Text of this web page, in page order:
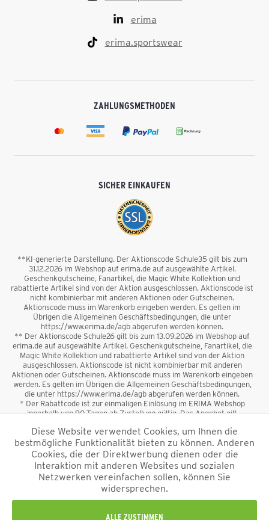
erima
erima.sportswear
ZAHLUNGSMETHODEN
SICHER EINKAUFEN
**KI-generierte Darstellung. Der Aktionscode Schule35 gilt bis zum
31.12.2026 im Webshop auf erima.de auf ausgewählte Artikel.
Geschenkgutscheine, Fanartikel, die Magic White Kollektion und
rabattierte Artikel sind von der Aktion ausgeschlossen. Aktionscode ist
nicht kombinierbar mit anderen Aktionen oder Gutscheinen.
Aktionscode muss im Warenkorb eingeben werden. Es gelten im
Übrigen die Allgemeinen Geschäftsbedingungen, die unter
https://www.erima.de/agb abgerufen werden können.
** Der Aktionscode Schule26 gilt bis zum 13.09.2026 im Webshop auf
erima.de auf ausgewählte Artikel. Geschenkgutscheine, Fanartikel, die
Magic White Kollektion und rabattierte Artikel sind von der Aktion
ausgeschlossen. Aktionscode ist nicht kombinierbar mit anderen
Aktionen oder Gutscheinen. Aktionscode muss im Warenkorb eingeben
werden. Es gelten im Übrigen die Allgemeinen Geschäftsbedingungen,
die unter https://www.erima.de/agb abgerufen werden können.
* Der Rabattcode ist zur einmaligen Einlösung im ERIMA Webshop
innerhalb von 90 Tagen ab Zustellung gültig. Das Angebot gilt
sowie Geschenkgutscheine sind vom Rabatt ausgeschlossen. Der
Rabattcode ist nicht mit anderen Aktionen oder Gutscheinen
kombinierbar. Der Mindestbestellwert beträgt 50 €
*Alle Preise verstehen sich inkl. Mehrwertsteuer und zzgl.
und ggf. Nachnahmegebühren, wenn nicht anders
beschrieben.
Diese Website verwendet Cookies, um Ihnen die
bestmögliche Funktionalität bieten zu können. Anderen
Cookies, die der Direktwerbung dienen oder die
Interaktion mit anderen Websites und sozialen
Netzwerken vereinfachen sollen, können Sie
widersprechen.